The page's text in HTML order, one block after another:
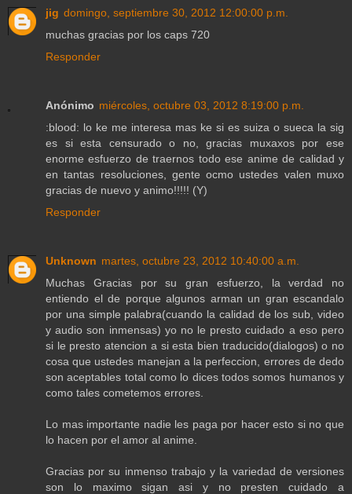
jig domingo, septiembre 30, 2012 12:00:00 p.m.
muchas gracias por los caps 720
Responder
Anónimo miércoles, octubre 03, 2012 8:19:00 p.m.
:blood: lo ke me interesa mas ke si es suiza o sueca la sig
es si esta censurado o no, gracias muxaxos por ese
enorme esfuerzo de traernos todo ese anime de calidad y
en tantas resoluciones, gente ocmo ustedes valen muxo
gracias de nuevo y animo!!!!! (Y)
Responder
Unknown martes, octubre 23, 2012 10:40:00 a.m.
Muchas Gracias por su gran esfuerzo, la verdad no
entiendo el de porque algunos arman un gran escandalo
por una simple palabra(cuando la calidad de los sub, video
y audio son inmensas) yo no le presto cuidado a eso pero
si le presto atencion a si esta bien traducido(dialogos) o no
cosa que ustedes manejan a la perfeccion, errores de dedo
son aceptables total como lo dices todos somos humanos y
como tales cometemos errores.
Lo mas importante nadie les paga por hacer esto si no que
lo hacen por el amor al anime.
Gracias por su inmenso trabajo y la variedad de versiones
son lo maximo sigan asi y no presten cuidado a